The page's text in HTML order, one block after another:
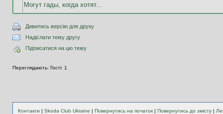
Могут гады, когда хотят...
Дивитись версію для друку
Надіслати тему другу
Підписатися на цю тему
Переглядають: Гості: 1
Контакти | Skoda Club Ukraine | Повернутись на початок| Повернутись до змісту|